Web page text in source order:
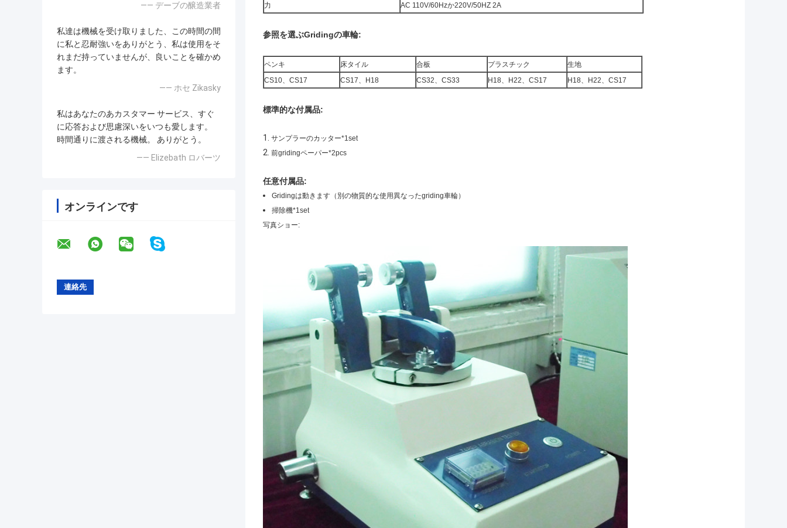
—— デーブの醸造業者
私達は機械を受け取りました、この時間の間
に私と忍耐強いをありがとう、私は使用をそ
れまだ持っていませんが、良いことを確かめ
ます。
—— ホセ Zikasky
私はあなたのあカスタマー サービス、すぐ
に応答および思慮深いをいつも愛します。
時間通りに渡される機械。 ありがとう。
—— Elizebath ロバーツ
オンラインです
力
AC 110V/60Hzか220V/50HZ 2A
参照を選ぶGridingの車輪:
ペンキ 床タイル 合板 プラスチック
生地
CS10、CS17
CS17、H18 CS32、CS33 H18、H22、CS17 H18、H22、CS17
標準的な付属品:
1. サンプラーのカッター*1set
2. 前gridingペーパー*2pcs
任意付属品:
Gridingは動きます（別の物質的な使用異なったgriding車輪）
掃除機*1set
写真ショー: